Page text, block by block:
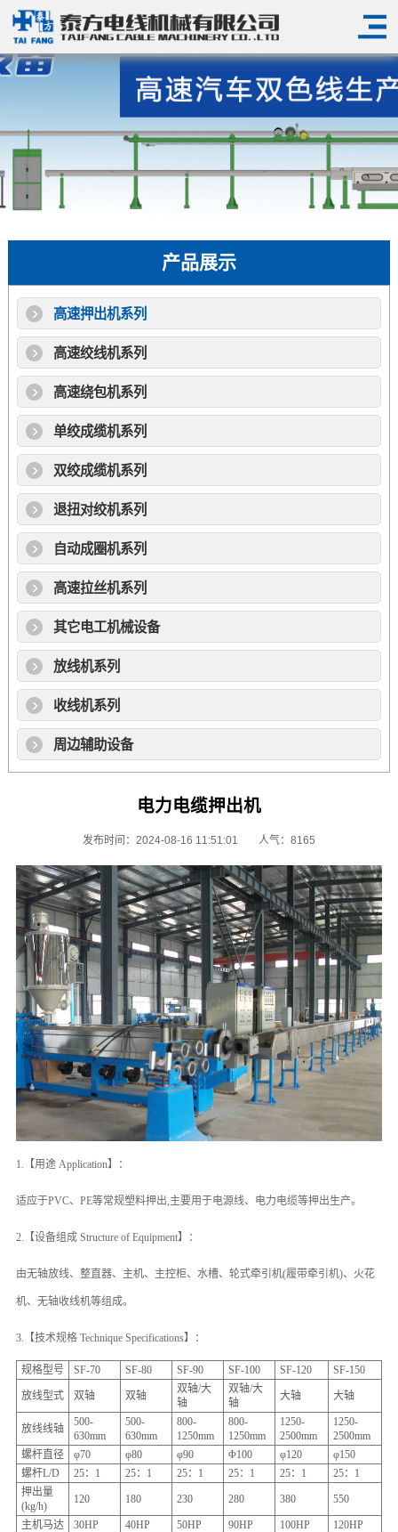
产品展示
高速押出机系列
高速绞线机系列
高速绕包机系列
单绞成缆机系列
双绞成缆机系列
退扭对绞机系列
自动成圈机系列
高速拉丝机系列
其它电工机械设备
放线机系列
收线机系列
周边辅助设备
电力电缆押出机
发布时间：2024-08-16 11:51:01 人气：8165
1.【用途 Application】：
适应于PVC、PE等常规塑料押出,主要用于电源线、电力电缆等押出生产。
2.【设备组成 Structure of Equipment】：
由无轴放线、整直器、主机、主控柜、水槽、轮式牵引机(履带牵引机)、火花
机、 无轴收线机等组成。
3.【技术规格 Technique Specifications】：
规格型号 SF-70 SF-80 SF-90 SF-100 SF-120 SF-150
放线型式 双轴 双轴
双轴/大
轴
双轴/大
轴
大轴 大轴
放线线轴
500-
630mm
500-
630mm
800-
1250mm
800-
1250mm
1250-
2500mm
1250-
2500mm
螺杆直径
φ70 φ80 φ90 Φ100 φ120
φ150
螺杆L/D 25：1 25：1 25：1 25：1 25：1
25：1
押出量
(kg/h)
120 180 230 280 380 550
主机马达 30HP 40HP 50HP 90HP 100HP
120HP